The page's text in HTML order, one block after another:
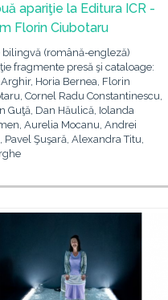
apariţie la Editura ICR -
Florin Ciubotaru
bilingvă (română-engleză)
fragmente presă şi cataloage:
Horia Bernea, Florin
Cornel Radu Constantinescu,
Guţă, Dan Hăulică, Iolanda
Aurelia Mocanu, Andrei
Pavel Şuşară, Alexandra Titu,